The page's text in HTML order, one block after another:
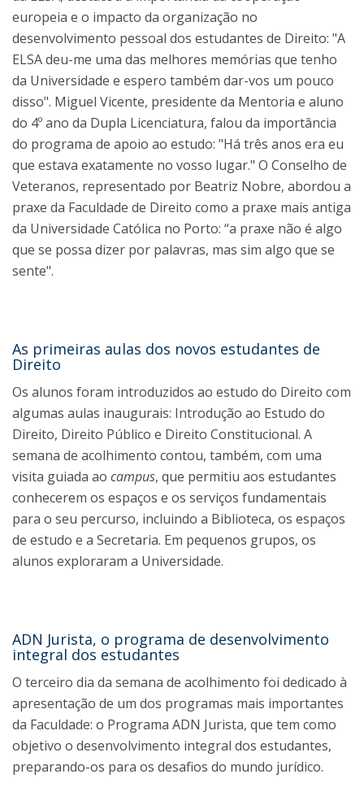
europeia e o impacto da organização no
desenvolvimento pessoal dos estudantes de Direito: "A
ELSA deu-me uma das melhores memórias que tenho
da Universidade e espero também dar-vos um pouco
disso". Miguel Vicente, presidente da Mentoria e aluno
do 4º ano da Dupla Licenciatura, falou da importância
do programa de apoio ao estudo: "Há três anos era eu
que estava exatamente no vosso lugar." O Conselho de
Veteranos, representado por Beatriz Nobre, abordou a
praxe da Faculdade de Direito como a praxe mais antiga
da Universidade Católica no Porto: “a praxe não é algo
que se possa dizer por palavras, mas sim algo que se
sente".
As primeiras aulas dos novos estudantes de
Direito
Os alunos foram introduzidos ao estudo do Direito com
algumas aulas inaugurais: Introdução ao Estudo do
Direito, Direito Público e Direito Constitucional. A
semana de acolhimento contou, também, com uma
visita guiada ao campus, que permitiu aos estudantes
conhecerem os espaços e os serviços fundamentais
para o seu percurso, incluindo a Biblioteca, os espaços
de estudo e a Secretaria. Em pequenos grupos, os
alunos exploraram a Universidade.
ADN Jurista, o programa de desenvolvimento
integral dos estudantes
O terceiro dia da semana de acolhimento foi dedicado à
apresentação de um dos programas mais importantes
da Faculdade: o Programa ADN Jurista, que tem como
objetivo o desenvolvimento integral dos estudantes,
preparando-os para os desafios do mundo jurídico.